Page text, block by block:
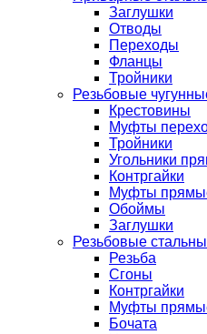
Заглушки
Отводы
Переходы
Фланцы
Тройники
Резьбовые
Крестовины
Муфты
Тройники
Угольники
Контргайки
Муфты
Обоймы
Заглушки
Резьбовые
Резьба
Сгоны
Контргайки
Муфты
Бочата